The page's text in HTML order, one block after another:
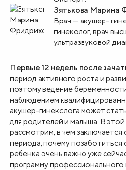
Зятькова Марина
Врач — акушер-
гинеколог, врач
ультразвуковой
Первые 12 недель после
период активного роста и
поэтому ведение
наблюдением
акушер-гинеколога может
для родителей и малыша. В
рассмотрим, в чем заключается
периода, почему позаботиться
ребенка очень важно уже
программу профессионального